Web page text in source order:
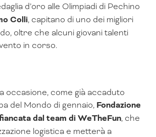
d’oro alle Olimpiadi di Pechino
Colli, capitano di uno dei migliori
oltre che alcuni giovani talenti
in corso.
occasione, come già accaduto
del Mondo di gennaio, Fondazione
dal team diWeTheFun, che
logistica e metterà a